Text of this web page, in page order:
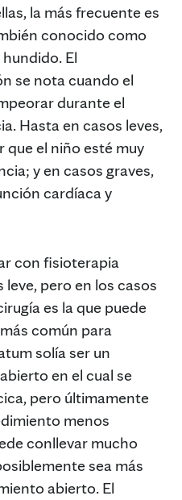
la más frecuente es
conocido como
El
se nota cuando el
durante el
Hasta en casos leves,
que el niño esté muy
y en casos graves,
cardíaca y
con fisioterapia
pero en los casos
es la que puede
común para
solía ser un
en el cual se
pero últimamente
menos
conllevar mucho
sea más
abierto. El